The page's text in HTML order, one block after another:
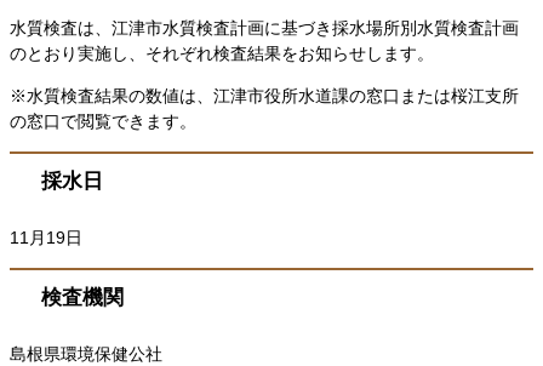
水質検査は、江津市水質検査計画に基づき採水場所別水質検査計画
のとおり実施し、それぞれ検査結果をお知らせします。
※水質検査結果の数値は、江津市役所水道課の窓口または桜江支所
の窓口で閲覧できます。
採水日
11月19日
検査機関
島根県環境保健公社